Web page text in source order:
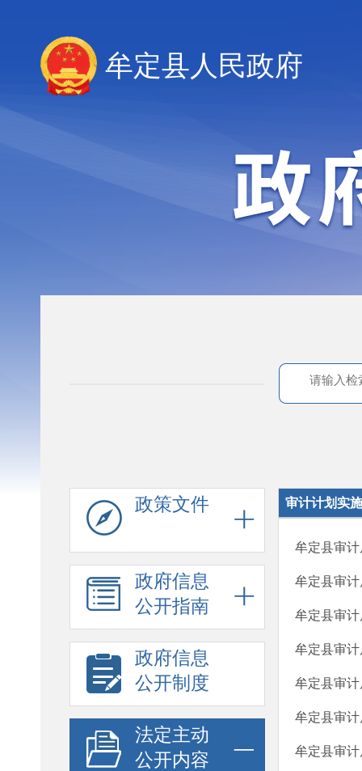
牟定县人民政府
政策文件
政府信息
公开指南
政府信息
公开制度
法定主动
公开内容
审计计划实
牟定县审
牟定县审
牟定县审
牟定县审
牟定县审
牟定县审
牟定县审